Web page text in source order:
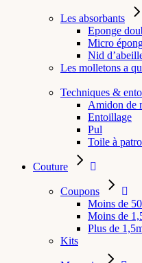
Les absorbants
Eponge
Micro
Nid
Les molletons a
Techniques &
Amidon de
Entoillage
Pul
Toile à
Couture
Coupons
Moins de
Moins de
Plus de
Kits